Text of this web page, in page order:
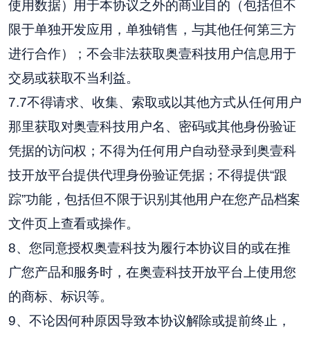
使用数据）用于本协议之外的商业目的（包括但不
限于单独开发应用，单独销售，与其他任何第三方
进行合作）；不会非法获取奥壹科技用户信息用于
交易或获取不当利益。
7.7不得请求、收集、索取或以其他方式从任何用户
那里获取对奥壹科技用户名、密码或其他身份验证
凭据的访问权；不得为任何用户自动登录到奥壹科
技开放平台提供代理身份验证凭据；不得提供“跟
踪”功能，包括但不限于识别其他用户在您产品档案
文件页上查看或操作。
8、您同意授权奥壹科技为履行本协议目的或在推
广您产品和服务时，在奥壹科技开放平台上使用您
的商标、标识等。
9、不论因何种原因导致本协议解除或提前终止，